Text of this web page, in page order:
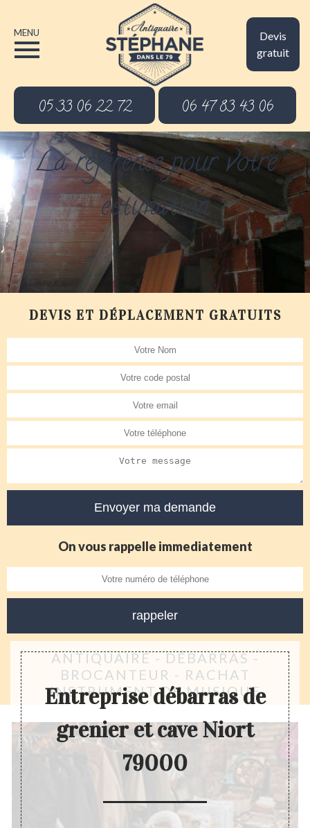
Devis
gratuit
MENU
05 33 06 22 72 06 47 83 43 06
La référence pour votre
estimation
DEVIS ET DÉPLACEMENT GRATUITS
On vous rappelle immediatement
ANTIQUAIRE - DÉBARRAS -
BROCANTEUR - RACHAT
INSTRUMENT DE MUSIQUE
Entreprise débarras de
grenier et cave Niort
79000